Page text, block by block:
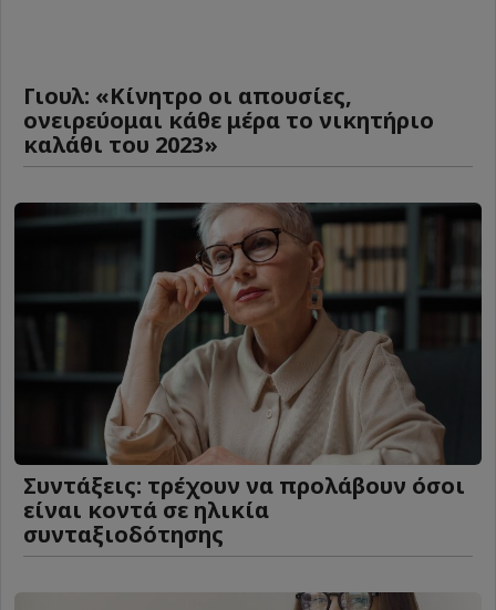
Γιουλ: «Κίνητρο οι απουσίες,
ονειρεύομαι κάθε μέρα το νικητήριο
καλάθι του 2023»
Συντάξεις: τρέχουν να προλάβουν όσοι
είναι κοντά σε ηλικία
συνταξιοδότησης